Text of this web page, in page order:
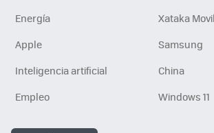
Energía
Xataka
Apple
Samsung
Inteligencia artificial
China
Empleo
Windows 11